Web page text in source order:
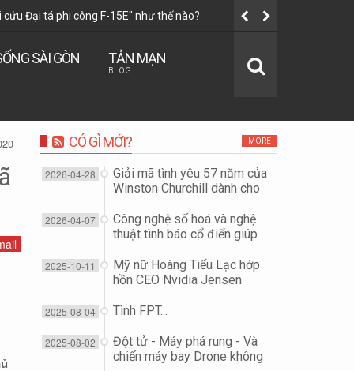
Đại tá phi công F-15E" như thế nào?
SÀI GÒN TẢN MẠN
BLOG
CÓ GÌ MỚI? MORE
Giải mã tình yêu 57 năm của
Winston Churchill dành cho
2026-04-28
Công nghệ số hoá và nghệ
thuật tình báo cổ điển giúp
15E" như thế nào?
2026-04-07
Mỹ nữ Hoàng Tiểu Lạc hớp
hồn CEO Nvidia Jensen
chip?
2025-10-11
Tình FPT...
2025-08-04
Đột tử - Máy phá rung - Và
chiến máy bay Drone không
2025-08-02